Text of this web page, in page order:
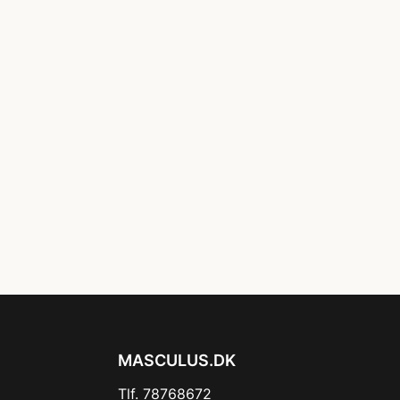
MASCULUS.DK
Tlf. 78768672